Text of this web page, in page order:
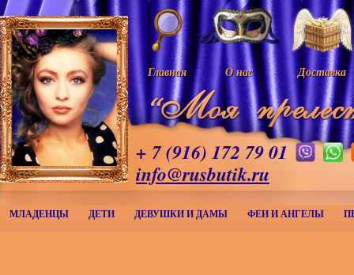
Главная О нас Доставка
+ 7 (916) 172 79 01
info@rusbutik.ru
МЛАДЕНЦЫ ДЕТИ ДЕВУШКИ И ДАМЫ ФЕИ И АНГЕЛЫ